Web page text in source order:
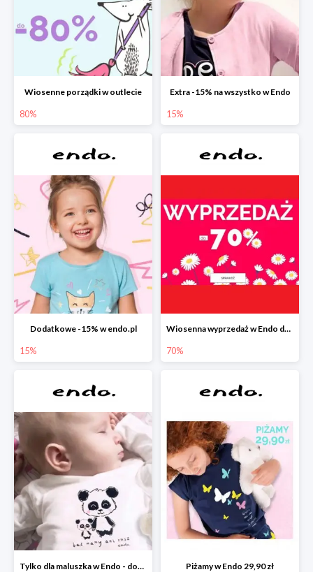
Wiosenne porządki w outlecie
80%
Extra -15% na wszystko w Endo
15%
Dodatkowe -15% w endo.pl
15%
Wiosenna wyprzedaż w Endo do -70%
70%
Tylko dla maluszka w Endo - dodatkowe -20% Piżamy w Endo 29,90 zł